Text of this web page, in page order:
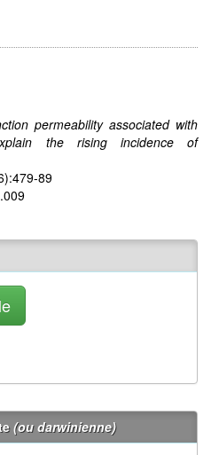
permeability associated with
the rising incidence of
89
(ou darwinienne)